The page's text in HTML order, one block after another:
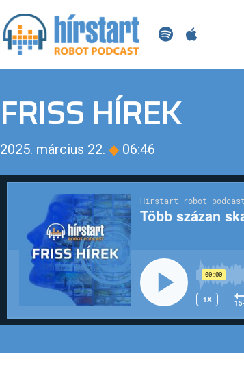
FRISS HÍREK
2025. március 22. ◆ 06:46